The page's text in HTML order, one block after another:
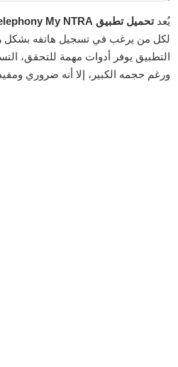
يُعدتحميل تطبيق Telephony My NTRA للأندرويد
لكل من يرغب في تسجيل هاتفه
التطبيق يوفر أدوات مهمة للتحقق،
ورغم حجمه الكبير، إلا أنه ضروري